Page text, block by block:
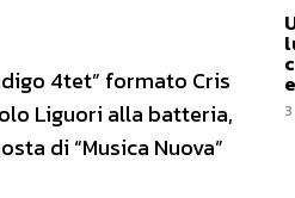
4tet” formato Cris
Liguori alla batteria,
di “Musica Nuova”